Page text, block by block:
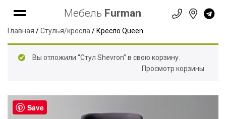
Мебель Furman
Главная /Стулья/кресла / Кресло Queen
Вы отложили “Стул Shevron” в свою корзину.
Просмотр корзины
Save